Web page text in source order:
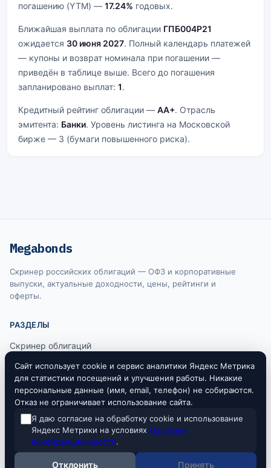
погашению (YTM) — 17.24% годовых.
Ближайшая выплата по облигации ГПБ004Р21
ожидается 30 июня 2027. Полный календарь платежей
— купоны и возврат номинала при погашении —
приведён в таблице выше. Всего до погашения
запланировано выплат: 1.
Кредитный рейтинг облигации — AA+. Отрасль
эмитента: Банки. Уровень листинга на Московской
бирже — 3 (бумаги повышенного риска).
Megabonds
Скринер российских облигаций — ОФЗ и корпоративные
выпуски, актуальные доходности, цены, рейтинги и
оферты.
РАЗДЕЛЫ
Скринер облигаций
Ключевая ставка ЦБ
RUONIA
Информация на сайте не является индивидуальной инвестиционной
рекомендацией. Все данные предоставляются исключительно в
ознакомительных целях. Источники данных: Московская биржа, Банк
Сайт использует cookie и сервис аналитики Яндекс Метрика
для статистики посещений и улучшения работы. Никакие
персональные данные (имя, email, телефон) не собираются.
Отказ не ограничивает использование сайта.
Я даю согласие на обработку cookie и использование
Яндекс Метрики на условиях Политики
конфиденциальности.
Отклонить Принять